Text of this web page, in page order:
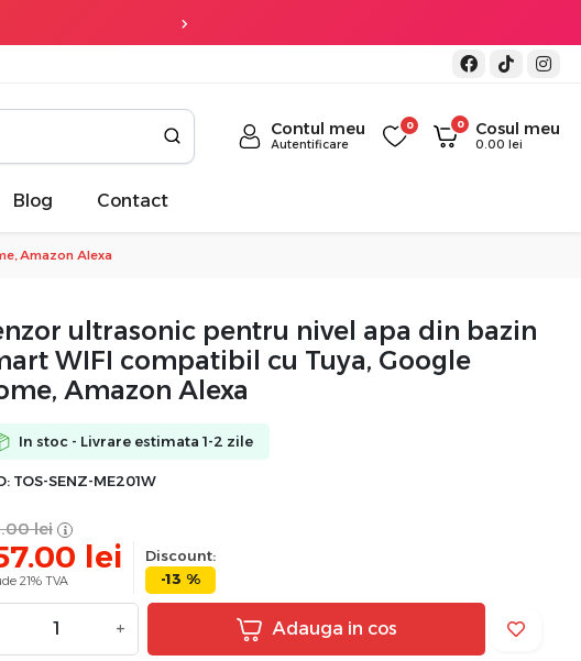
Contul meu
Autentificare
0 0 Cosul meu
0.00 lei
Blog Contact
Amazon Alexa
ultrasonic pentru nivel apa din bazin
WIFI compatibil cu Tuya, Google
Amazon Alexa
In stoc - Livrare estimata 1-2 zile
TOS-SENZ-ME201W
lei
lei
21% TVA
Discount:
-13 %
+ Adauga in cos